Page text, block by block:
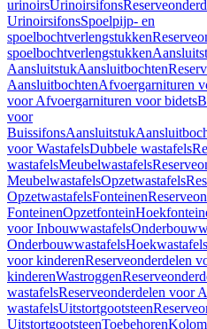
urinoirsUrinoirsifons
UrinoirsifonsSpoelpijp- en
spoelbochtverlengstukken
spoelbochtverlengstukken
AansluitstukAansluitbochten
AansluitbochtenAfvoergarnituren
voor Afvoergarnituren voor bidets
voor
BuissifonsAansluitstuk
voor WastafelsDubbele wastafels
wastafelsMeubelwastafels
MeubelwastafelsOpzetwastafels
OpzetwastafelsFonteinen
FonteinenOpzetfontein
voor Inbouwwastafels
OnderbouwwastafelsHoekwastafels
voor kinderenReserveonderdelen
kinderenWastroggen
wastafelsReserveonderdelen voor
wastafelsUitstortgootsteen
UitstortgootsteenToebehoren